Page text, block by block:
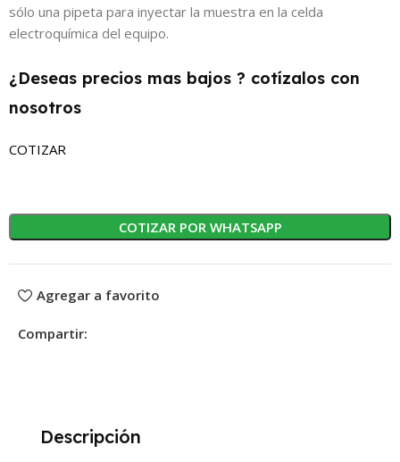
sólo una pipeta para inyectar la muestra en la celda
electroquímica del equipo.
¿Deseas precios mas bajos ? cotízalos con
nosotros
COTIZAR
COTIZAR POR WHATSAPP
Agregar a favorito
Compartir:
Descripción